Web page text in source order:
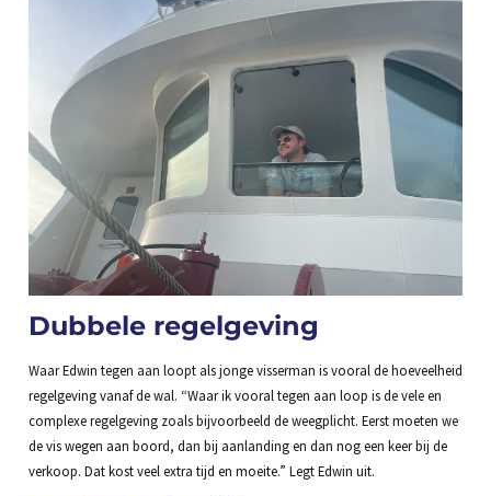
Dubbele regelgeving
Waar Edwin tegen aan loopt als jonge visserman is vooral de hoeveelheid
regelgeving vanaf de wal. “Waar ik vooral tegen aan loop is de vele en
complexe regelgeving zoals bijvoorbeeld de weegplicht. Eerst moeten we
de vis wegen aan boord, dan bij aanlanding en dan nog een keer bij de
verkoop. Dat kost veel extra tijd en moeite.” Legt Edwin uit.